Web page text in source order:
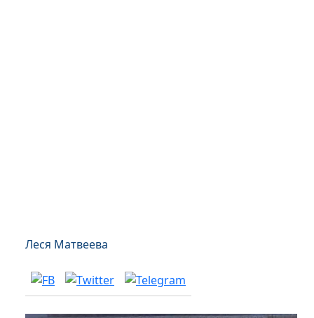
Леся Матвеева